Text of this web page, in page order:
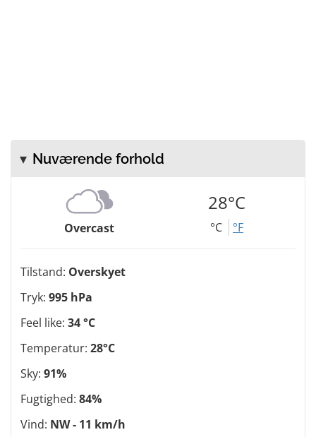
Nuværende forhold
Overcast
28°C
°C °F
Tilstand: Overskyet
Tryk: 995 hPa
Feel like: 34 °C
Temperatur: 28°C
Sky: 91%
Fugtighed: 84%
Vind: NW - 11 km/h